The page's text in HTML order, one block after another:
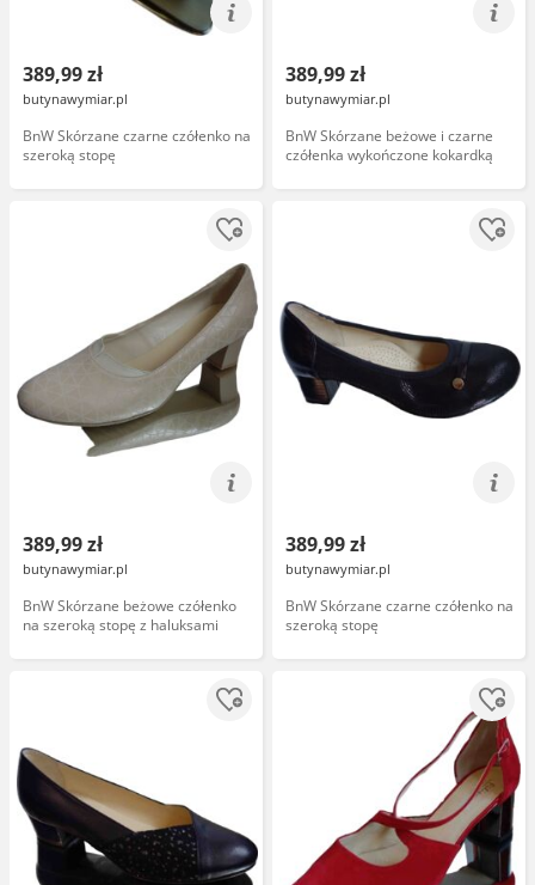
389,99 zł
butynawymiar.pl
BnW Skórzane czarne czółenko na
szeroką stopę
389,99 zł
butynawymiar.pl
BnW Skórzane beżowe i czarne
czółenka wykończone kokardką
389,99 zł
butynawymiar.pl
BnW Skórzane beżowe czółenko
na szeroką stopę z haluksami
389,99 zł
butynawymiar.pl
BnW Skórzane czarne czółenko na
szeroką stopę